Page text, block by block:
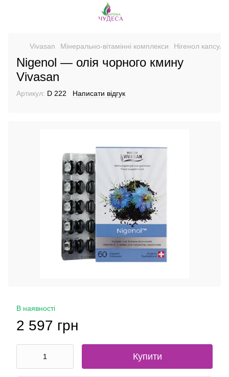
Vivasan Мінерально-вітамінні комплекси Нігенол
Nigenol — олія чорного кмину
Vivasan
Артикул: D 222 Написати відгук
В наявності
2 597 грн
Купити